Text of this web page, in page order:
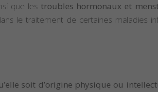
que les troubles hormonaux et
le traitement de certaines maladies
soit d’origine physique ou